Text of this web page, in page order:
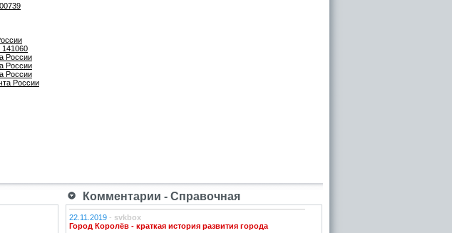
России
России
России
России
Комментарии - Справочная
22.11.2019 - svkbox
Город Королёв - краткая история развития города